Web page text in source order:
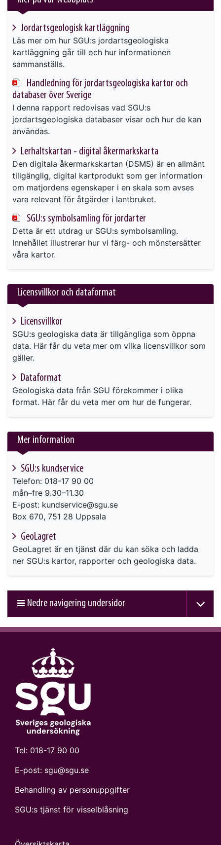
Jordarts­geologisk kartläggning
Läs mer om hur SGU:s jordartsgeologiska
kartläggning går till och hur informationen
sammanställs.
Handledning för jordartsgeologiska kartor och
databaser över Sverige
I denna rapport redovisas vad SGU:s
jordartsgeologiska databaser visar och hur de kan
användas.
Lerhaltskartan - digital åkermarkskarta
Den digitala åkermarkskartan (DSMS) är en allmänt
tillgänglig, digital kartprodukt som ger information
om matjordens egenskaper i en skala som avses
vara relevant för åtgärder i lantbruket.
SGU:s symbolsamling för jordarter
Detta är ett utdrag ur SGU:s symbolsamling.
Innehållet illustrerar hur vi färg- och mönstersätter
våra kartor.
Licensvillkor och dataformat
Licensvillkor
SGU:s geologiska data är tillgängliga som öppna
data. Här får du veta mer om vilka licensvillkor som
gäller.
Dataformat
Geologiska data från SGU förekommer i olika
format. Här får du veta mer om hur de fungerar.
Mer information
SGU:s kundservice
Telefon: 018-17 90 00
mån–fre 9.30–11.30
E-post: kundservice@sgu.se
Box 670, 751 28 Uppsala
GeoLagret
GeoLagret är en tjänst där du kan söka och ladda
ner SGU:s kartor, rapporter och geologiska data.
Nedre navigering undersidor
Tel: 018-17 90 00
E-post: sgu@sgu.se
Behandling av personuppgifter
SGU:s tjänst för visselblåsning